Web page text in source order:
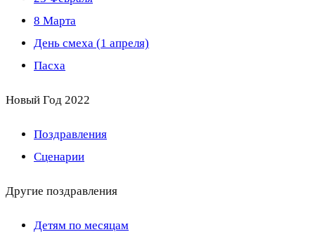
8 Марта
День смеха (1 апреля)
Пасха
Новый Год 2022
Поздравления
Сценарии
Другие поздравления
Детям по месяцам